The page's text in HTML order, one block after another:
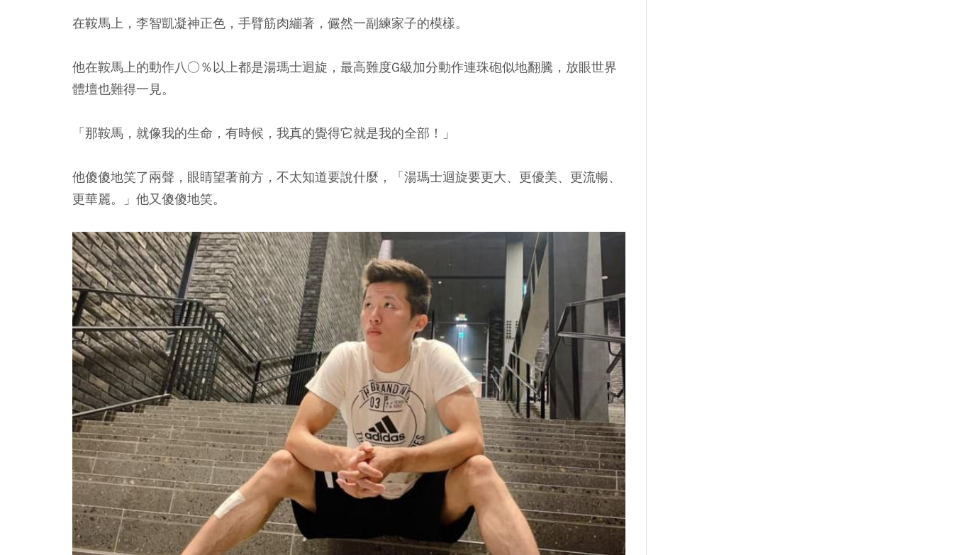
在鞍馬上，李智凱凝神正色，手臂筋肉繃著，儼然一副練家子的模樣。
他在鞍馬上的動作八○％以上都是湯瑪士迴旋，最高難度G級加分動作連珠砲似地翻騰，放眼世界
體壇也難得一見。
「那鞍馬，就像我的生命，有時候，我真的覺得它就是我的全部！」
他傻傻地笑了兩聲，眼睛望著前方，不太知道要說什麼，「湯瑪士迴旋要更大、更優美、更流暢、
更華麗。」他又傻傻地笑。